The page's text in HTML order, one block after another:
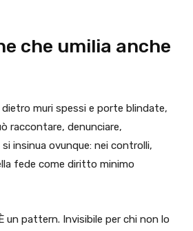
che umilia anche
muri spessi e porte blindate,
raccontare, denunciare,
insinua ovunque: nei controlli,
fede come diritto minimo
un pattern. Invisibile per chi non lo